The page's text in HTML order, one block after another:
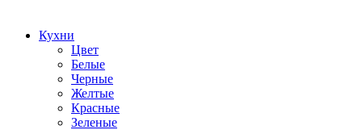
Кухни
Цвет
Белые
Черные
Желтые
Красные
Зеленые